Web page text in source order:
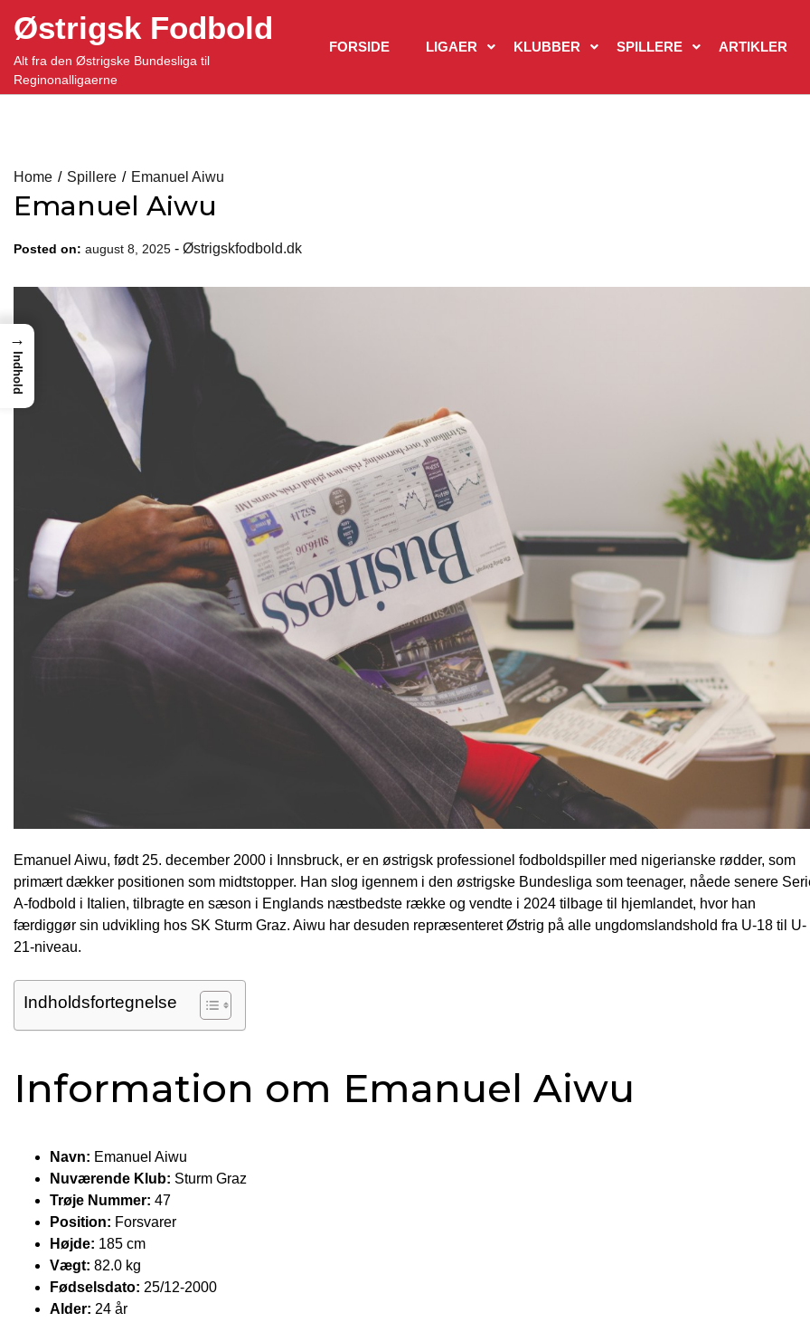
content
Østrigsk Fodbold
Alt fra den Østrigske Bundesliga til
Reginonalligaerne
FORSIDE LIGAER KLUBBER SPILLERE ARTIKLER
Home Spillere Emanuel Aiwu
Emanuel Aiwu
Posted on: august 8, 2025 - Østrigskfodbold.dk
Emanuel Aiwu, født 25. december 2000 i Innsbruck, er en østrigsk professionel fodboldspiller med nigerianske rødder, som
primært dækker positionen som midtstopper. Han slog igennem i den østrigske Bundesliga som teenager, nåede senere
A-fodbold i Italien, tilbragte en sæson i Englands næstbedste række og vendte i 2024 tilbage til hjemlandet, hvor han
færdiggør sin udvikling hos SK Sturm Graz. Aiwu har desuden repræsenteret Østrig på alle ungdomslandshold fra U-18 til U-
21-niveau.
Indholdsfortegnelse
Information om Emanuel Aiwu
Navn: Emanuel Aiwu
Nuværende Klub: Sturm Graz
Trøje Nummer: 47
Position: Forsvarer
Højde: 185 cm
Vægt: 82.0 kg
Fødselsdato: 25/12-2000
Alder: 24 år
→
Indhold